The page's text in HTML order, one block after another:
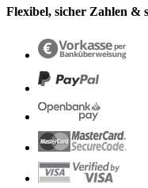
Flexibel, sicher Zahlen &